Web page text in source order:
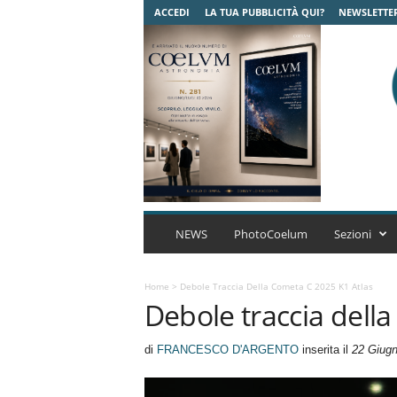
ACCEDI LA TUA PUBBLICITÀ QUI?
C
u
A
r
NEWS PhotoCoelum Sezioni
Home > Debole Traccia Della Cometa C 2025 K1 Atlas
Debole traccia
di FRANCESCO D'ARGENTOinserita il 22